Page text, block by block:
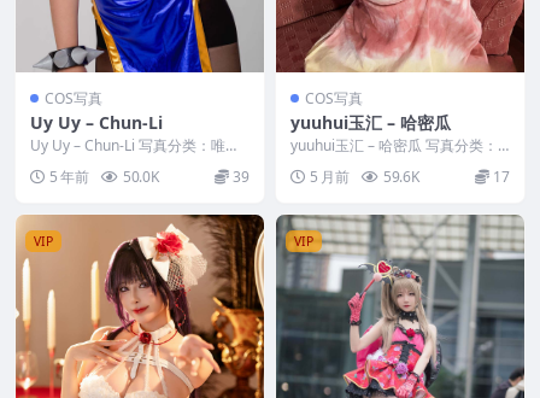
COS写真
Uy Uy – Chun-Li
Uy Uy – Chun-Li 写真分类：唯
美，参与模特：Uy Uy [套图大小...
5 年前 50.0K 39
COS写真
yuuhui玉汇 – 哈密瓜
yuuhui玉汇 – 哈密瓜 写真分类：
唯美，参与模特：yuuhui玉汇 [资
源...5 月前 59.6K 17
VIP VIP